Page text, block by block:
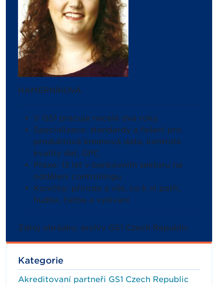
HAMERNÍKOVÁ
V GS1 pracuje necelé dva roky.
Specializace: standardy a řešení pro
produktová kmenová data, kontrola
kvality dat, GPC
Praxe: 13 let v bankovním sektoru na
oddělení controllingu
Koníčky: příroda a vše, co k ní patří,
hudba, četba a vyšívání
Zdroj obrázku: archiv GS1 Czech Republic
Kategorie
Akreditovaní partneři GS1 Czech Republic